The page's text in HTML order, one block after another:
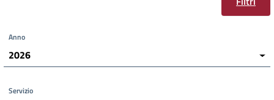
Anno
2026
Servizio